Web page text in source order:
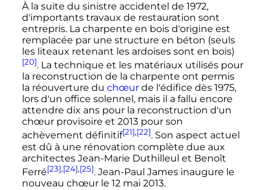
À la suite du sinistre accidentel de 1972,
d'importants travaux de restauration sont
entrepris. La charpente en bois d'origine est
remplacée par une structure en béton (seuls
les liteaux retenant les ardoises sont en bois)
[20]. La technique et les matériaux utilisés pour
la reconstruction de la charpente ont permis
la réouverture du chœurde l'édifice dès 1975,
lors d'un office solennel, mais il a fallu encore
attendre dix ans pour la reconstruction d'un
chœur provisoire et 2013 pour son
achèvement définitif[21],[22]. Son aspect actuel
est dû à une rénovation complète due aux
architectes Jean-Marie Duthilleul et Benoît
Ferré[23],[24],[25]. Jean-Paul James inaugure le
nouveau chœur le 12 mai 2013.